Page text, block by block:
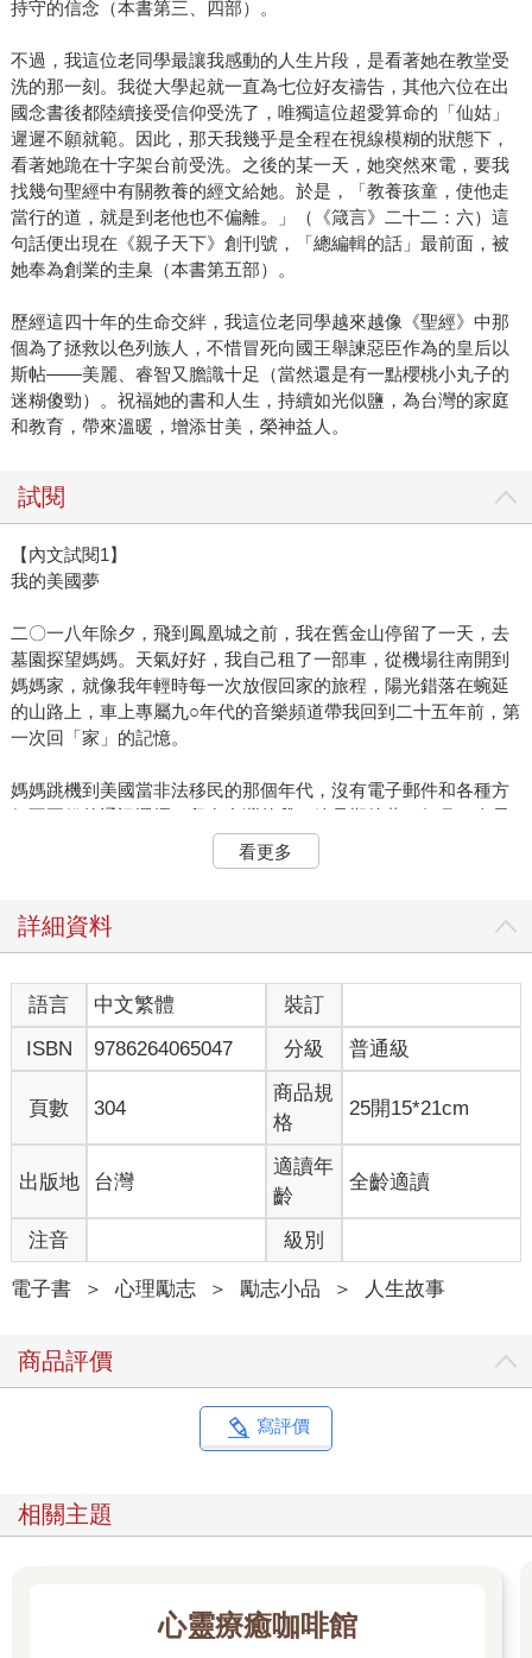
持守的信念（本書第三、四部）。
不過，我這位老同學最讓我感動的人生片段，是看著她在教堂受
洗的那一刻。我從大學起就一直為七位好友禱告，其他六位在出
國念書後都陸續接受信仰受洗了，唯獨這位超愛算命的「仙姑」
遲遲不願就範。因此，那天我幾乎是全程在視線模糊的狀態下，
看著她跪在十字架台前受洗。之後的某一天，她突然來電，要我
找幾句聖經中有關教養的經文給她。於是，「教養孩童，使他走
當行的道，就是到老他也不偏離。」（《箴言》二十二：六）這
句話便出現在《親子天下》創刊號，「總編輯的話」最前面，被
她奉為創業的圭臬（本書第五部）。
歷經這四十年的生命交絆，我這位老同學越來越像《聖經》中那
個為了拯救以色列族人，不惜冒死向國王舉諫惡臣作為的皇后以
斯帖——美麗、睿智又膽識十足（當然還是有一點櫻桃小丸子的
迷糊傻勁）。祝福她的書和人生，持續如光似鹽，為台灣的家庭
和教育，帶來溫暖，增添甘美，榮神益人。
試閱
【內文試閱1】
我的美國夢
二〇一八年除夕，飛到鳳凰城之前，我在舊金山停留了一天，去
墓園探望媽媽。天氣好好，我自己租了一部車，從機場往南開到
媽媽家，就像我年輕時每一次放假回家的旅程，陽光錯落在蜿延
的山路上，車上專屬九○年代的音樂頻道帶我回到二十五年前，第
一次回「家」的記憶。
媽媽跳機到美國當非法移民的那個年代，沒有電子郵件和各種方
便不要錢的通訊選擇，留在台灣的我，總是期待著一個月一次長
長的信，和逢年過節才有的越洋電話。小時候對舊金山的想像，
就是從那些隻字片語，和電視上的美國影集拼湊而成。我想像媽
我，她很快就回來了；後來幾年，她總是說，她很快就會帶我去
日子久了，媽媽搞不清我長大的速度，經常寄來一箱箱太大或是
太小的新衣。青少年時期痛苦或沮喪時，我就會告訴同學，也像
是安慰我自己：沒關係，媽媽快要接我去美國了。對當時的我來
說，美國是一個夢，一個萬事安好的解決方案，美國有媽媽，才
是真正的家。
但「媽媽接我到美國」的夢想，從來沒有實現過。直到我大學畢
業，上了班，存了錢，像一般留學生那樣申請到密西根的研究
所。飛機落地美國那一刻，我以為我一生的嚮往就要成真，沒想
到卻是破滅的開始。
媽媽住在舊金山市區唐人街裡，由百年老旅館改建成的低收入戶
以清楚聽到對街麻將館的喧鬧聲。媽媽在美國辛苦打工十多年，
頂下一個唐人街角的小餐館，攢了幾年錢，把我同母異父的哥哥
姊姊們從台灣一家一家的接到美國，幫助她們安家落戶。當我第
一次看到她那過氣的中餐館時，她已經六十多歲，還在廚房負責
匆匆讀完碩士，連畢業典禮都沒参加就飛回台灣找工作。更殘忍
看更多
詳細資料
語言 中文繁體
裝訂
ISBN
9786264065047 分級 普通級
頁數 304
商品規
格
25開15*21cm
出版地 台灣
適讀年
齡
全齡適讀
注音 級別
電子書 ＞ 心理勵志 ＞ 勵志小品 ＞ 人生故事
商品評價
寫評價
相關主題
心靈療癒咖啡館